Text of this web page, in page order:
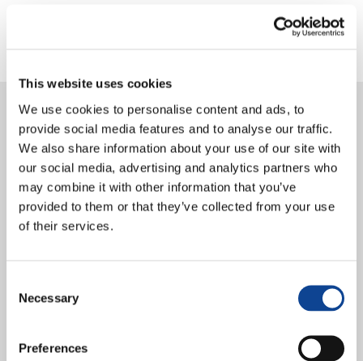
This website uses cookies
We use cookies to personalise content and ads, to
provide social media features and to analyse our traffic.
We also share information about your use of our site with
our social media, advertising and analytics partners who
may combine it with other information that you’ve
provided to them or that they’ve collected from your use
of their services.
Selection
Necessary
Preferences
Ensemble pour l’Europe au
Parlement Européen
Mercredi 13 mai, de 10 h à 13 h, le Parlement européen accueillera «
Revitaliser l’Europe : une âme pour la réconciliation », un événement